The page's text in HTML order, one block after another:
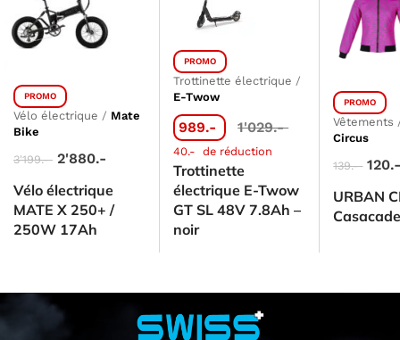
PROMO
Vélo électrique / Mate
Bike
3'199.- 2'880.-
Vélo électrique
MATE X 250+ /
250W 17Ah
PROMO
Trottinette électrique /
E-Twow
989.- 1'029.-
40.- de réduction
Trottinette
électrique E-Twow
GT SL 48V 7.8Ah –
noir
PROMO
Vêtements
Circus
139.-
URBAN